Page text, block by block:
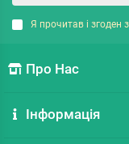
Я прочитав і згоден
Про Нас
Інформація